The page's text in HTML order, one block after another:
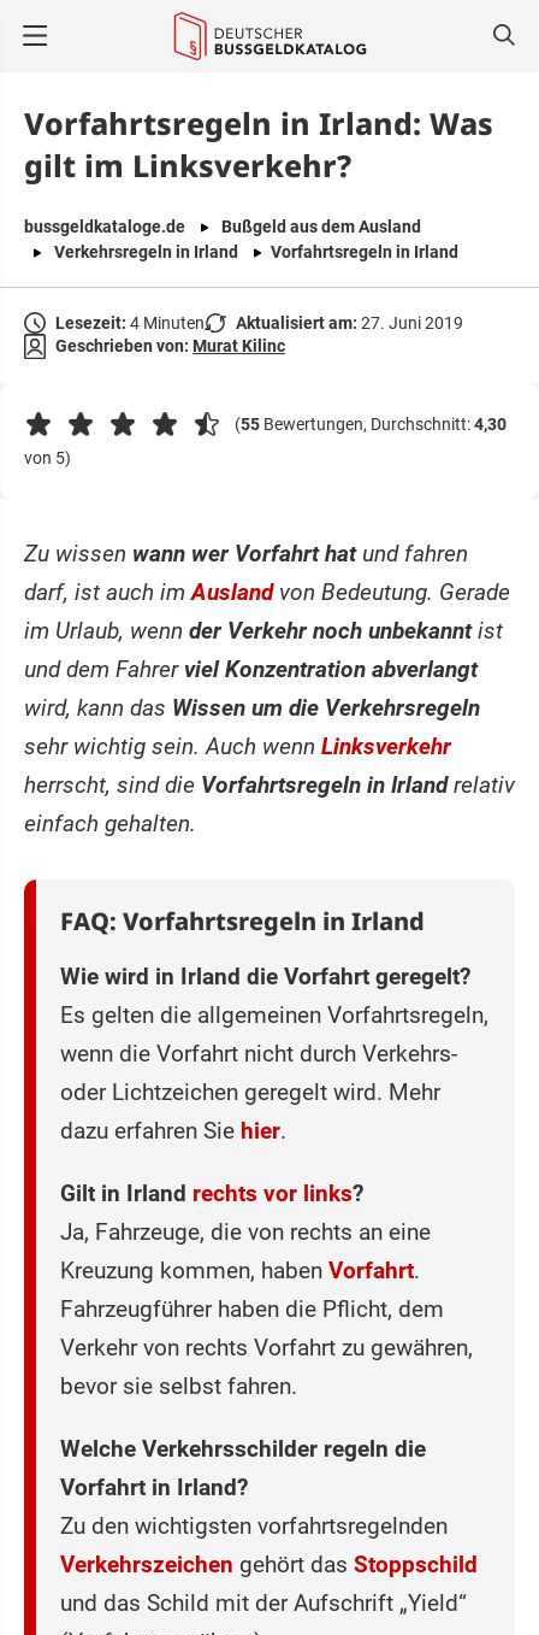
Vorfahrtsregeln in Irland: Was
gilt im Linksverkehr?
bussgeldkataloge.de
Bußgeld aus dem Ausland
Verkehrsregeln in Irland
Vorfahrtsregeln in Irland
Lesezeit: 4 Minuten Aktualisiert am: 27. Juni 2019
Geschrieben von: Murat Kilinc
(55 Bewertungen, Durchschnitt:4,30
von 5)
Zu wissen wann wer Vorfahrt hatund fahren
darf, ist auch imAuslandvon Bedeutung. Gerade
im Urlaub, wenn der Verkehr noch unbekanntist
und dem Fahrer viel Konzentration abverlangt
wird, kann das Wissen um die Verkehrsregeln
sehr wichtig sein. Auch wenn Linksverkehr
herrscht, sind die Vorfahrtsregeln in Irlandrelativ
einfach gehalten.
FAQ: Vorfahrtsregeln in Irland
Wie wird in Irland die Vorfahrt geregelt?
Es gelten die allgemeinen Vorfahrtsregeln,
wenn die Vorfahrt nicht durch Verkehrs-
oder Lichtzeichen geregelt wird. Mehr
dazu erfahren Sie hier.
Gilt in Irland rechts vor links?
Ja, Fahrzeuge, die von rechts an eine
Kreuzung kommen, haben Vorfahrt.
Fahrzeugführer haben die Pflicht, dem
Verkehr von rechts Vorfahrt zu gewähren,
bevor sie selbst fahren.
Welche Verkehrsschilder regeln die
Vorfahrt in Irland?
Zu den wichtigsten vorfahrtsregelnden
Verkehrszeichen gehört das Stoppschild
und das Schild mit der Aufschrift „Yield“